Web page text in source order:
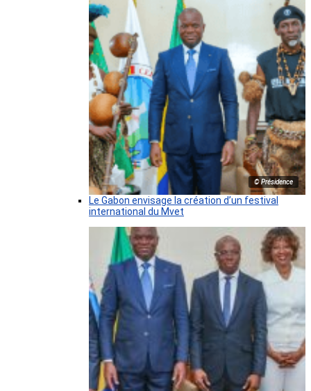
© Présidence
Le Gabon envisage la création d’un festival
international du Mvet